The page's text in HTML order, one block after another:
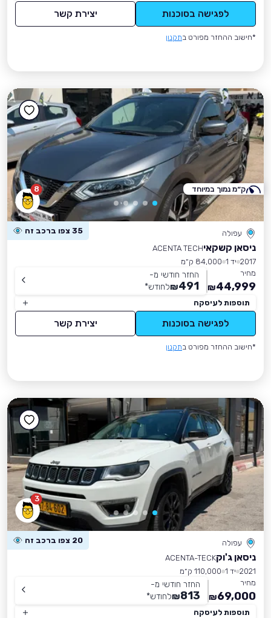
לפגישה בסוכנות יצירת קשר
*חישוב ההחזר מפורט בתקנון
8
עפולה 35 צפו ברכב זה
ניסאן קשקאיACENTA TECH
2017 יד 1
84,000 ק״מ
מחיר
44,999
₪
החזר חודשי מ-
491
₪לחודש*
תוספות לעיסקה
לפגישה בסוכנות יצירת קשר
*חישוב ההחזר מפורט בתקנון
ק״מ נמוך במיוחד
3
עפולה 20 צפו ברכב זה
ניסאן ג'וקACENTA-TECK
2021 יד 1
110,000 ק״מ
מחיר
69,000
₪
החזר חודשי מ-
813
₪לחודש*
תוספות לעיסקה